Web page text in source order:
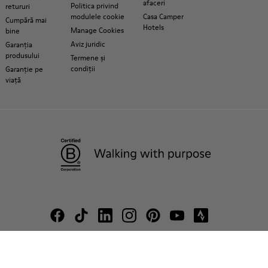
retururi
Cumpără mai
bine
Garanția
produsului
Garanție pe
viață
Politica privind
modulele cookie
Manage Cookies
Aviz juridic
Termene și
condiții
afaceri
Casa Camper
Hotels